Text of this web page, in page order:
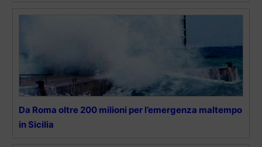
Da Roma oltre 200 milioni per l’emergenza maltempo
in Sicilia